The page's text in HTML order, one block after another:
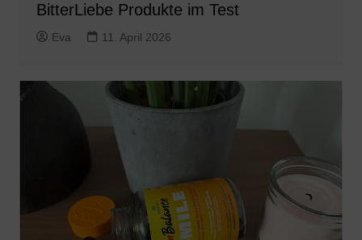
BitterLiebe Produkte im Test
Eva 11. April 2026